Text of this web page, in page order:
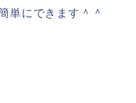
単にできます＾＾